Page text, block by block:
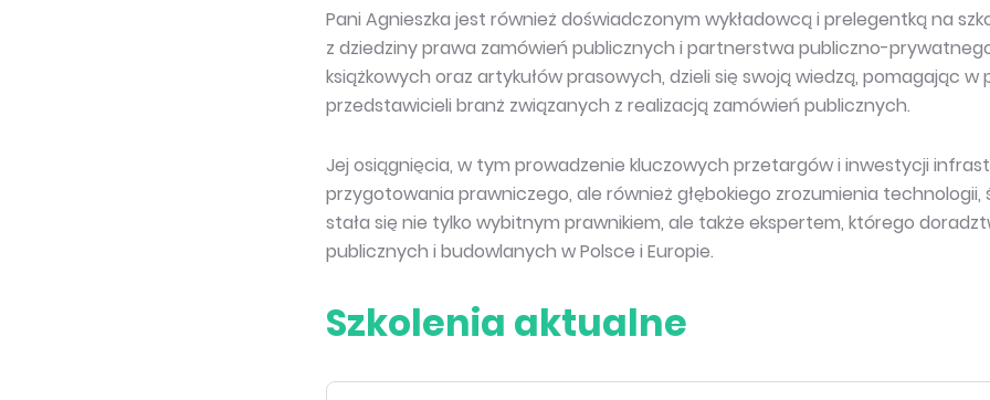
Pani Agnieszka jest również doświadczonym wykładowcą i prelegentką na
z dziedziny prawa zamówień publicznych i partnerstwa publiczno-
książkowych oraz artykułów prasowych, dzieli się swoją wiedzą, pomagając
przedstawicieli branż związanych z realizacją zamówień publicznych.
Jej osiągnięcia, w tym prowadzenie kluczowych przetargów i inwestycji
przygotowania prawniczego, ale również głębokiego zrozumienia technologii,
stała się nie tylko wybitnym prawnikiem, ale także ekspertem, którego
publicznych i budowlanych w Polsce i Europie.
Szkolenia aktualne